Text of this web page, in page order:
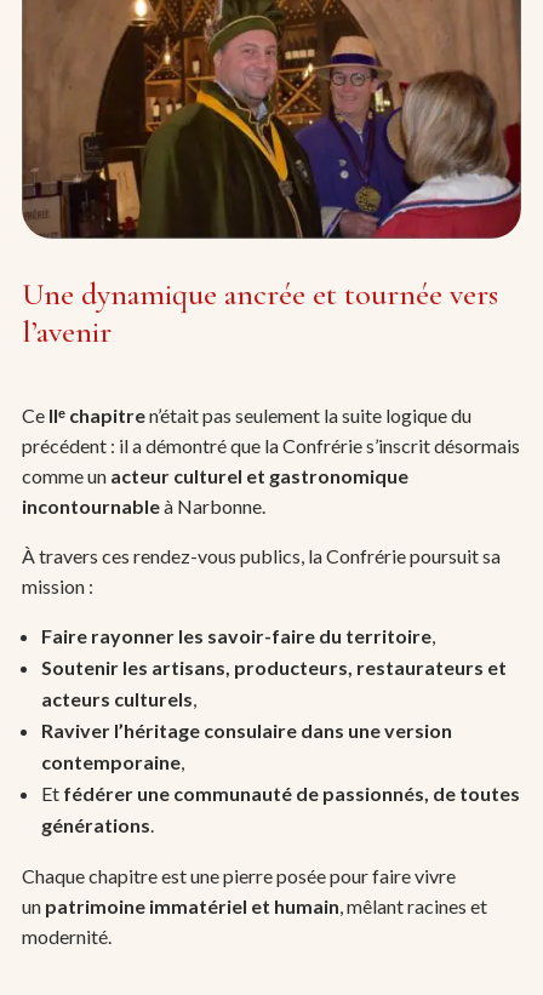
Une dynamique ancrée et tournée vers
l’avenir
Ce IIᵉchapitren’était pas seulement la suite logique du
précédent : il a démontré que la Confrérie s’inscrit désormais
comme un acteur culturel et gastronomique
incontournableà Narbonne.
À travers ces rendez-vous publics, la Confrérie poursuit sa
mission :
Faire rayonner les savoir-faire du territoire,
Soutenir les artisans, producteurs, restaurateurs et
acteurs culturels,
Raviver l’héritage consulaire dans une version
contemporaine,
Et fédérer une communauté de passionnés, de toutes
générations.
Chaque chapitre est une pierre posée pour faire vivre
un patrimoine immatériel et humain, mêlant racines et
modernité.
Régions de France (FCRF)